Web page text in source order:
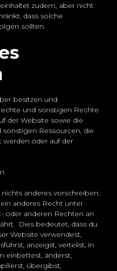
zudem, aber nicht
dass solche
sollten.
besitzen und
und sonstigen Rechte
der Website sowie die
Ressourcen, die
werden oder auf der
anderes vorschreiben,
anderes Recht unter
oder anderen Rechten an
Dies bedeutet, dass du
Website verwendest,
anzeigst, verteilst, in
einbettest, änderst,
übergibst,